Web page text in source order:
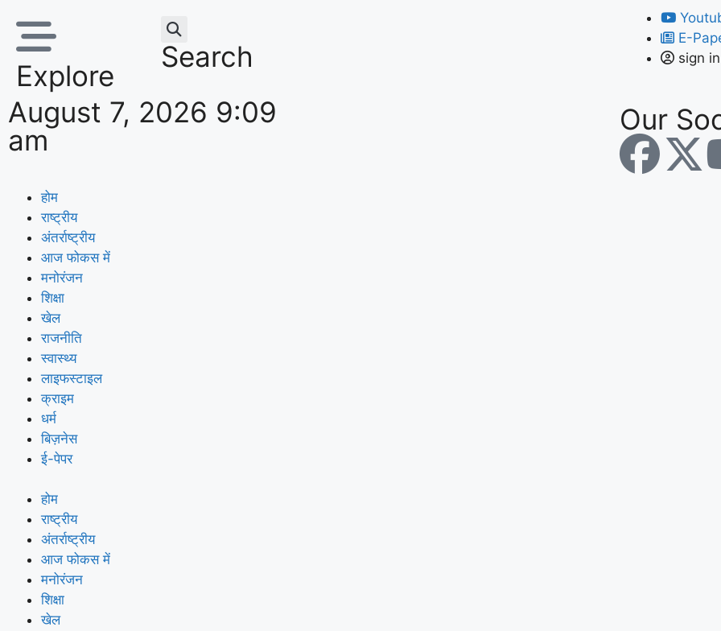
Explore
Search
August 7, 2026 9:09
am
E-
sign in
Our
होम
राष्ट्रीय
अंतर्राष्ट्रीय
आज फोकस में
मनोरंजन
शिक्षा
खेल
राजनीति
स्वास्थ्य
लाइफस्टाइल
क्राइम
धर्म
बिज़नेस
ई-पेपर
होम
राष्ट्रीय
अंतर्राष्ट्रीय
आज फोकस में
मनोरंजन
शिक्षा
खेल